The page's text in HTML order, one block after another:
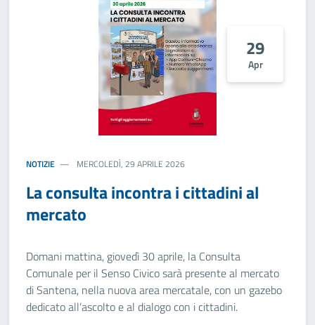
29
Apr
NOTIZIE MERCOLEDÌ, 29 APRILE 2026
La consulta incontra i cittadini al
mercato
Domani mattina, giovedì 30 aprile, la Consulta
Comunale per il Senso Civico sarà presente al mercato
di Santena, nella nuova area mercatale, con un gazebo
dedicato all’ascolto e al dialogo con i cittadini.